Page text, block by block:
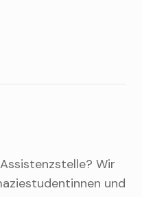
Wir
und